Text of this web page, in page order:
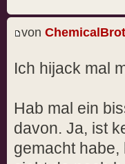
von
Ich hijack mal
Hab mal ein
davon. Ja, ist
gemacht